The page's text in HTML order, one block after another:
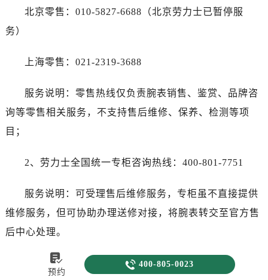
北京零售：010-5827-6688（北京劳力士已暂停服
务）
上海零售：021-2319-3688
服务说明：零售热线仅负责腕表销售、鉴赏、品牌咨
询等零售相关服务，不支持售后维修、保养、检测等项
目；
2、劳力士全国统一专柜咨询热线：400-801-7751
服务说明：可受理售后维修服务，专柜虽不直接提供
维修服务，但可协助办理送修对接，将腕表转交至官方售
后中心处理。
3、劳力士全国统一商场服务热线：400-967-2013

预约
 400-805-0023